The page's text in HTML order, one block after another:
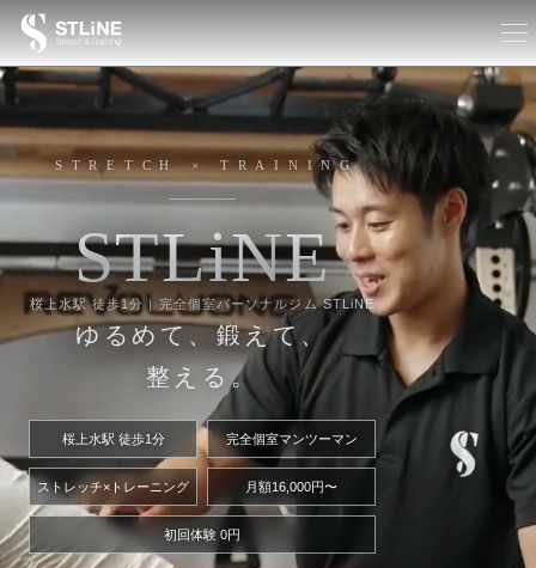
STRETCH × TRAINING
STLiNE
桜上水駅 徒歩1分｜完全個室パーソナルジム STLiNE
ゆるめて、鍛えて、
整える。
桜上水駅 徒歩1分 完全個室マンツーマン
ストレッチ×トレーニング 月額16,000円〜
初回体験 0円